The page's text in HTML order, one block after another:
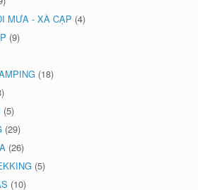
MƯA - XÀ CẠP (4)
(9)
(18)
(5)
(29)
(26)
(5)
(10)